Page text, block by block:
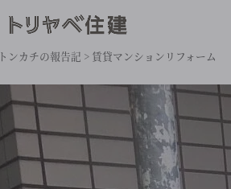
トンカチの報告記 > 賃貸マンションリフォーム